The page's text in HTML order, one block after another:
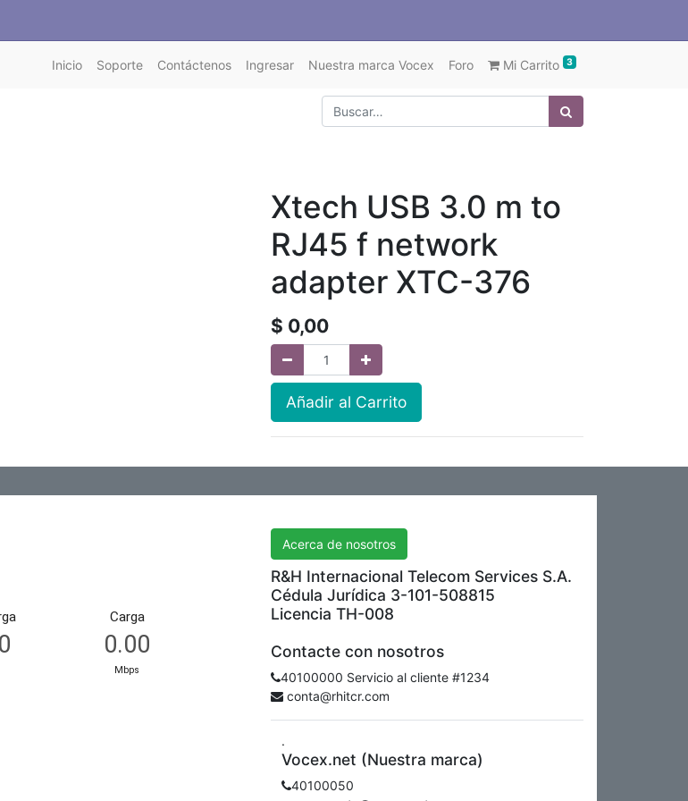
Inicio Soporte Contáctenos Ingresar Nuestra marca Vocex Foro Mi Carrito 3
Xtech USB 3.0 m to
RJ45 f network
adapter XTC-376
$ 0,00
Añadir al Carrito
Acerca de nosotros
R&H Internacional Telecom Services S.A.
Cédula Jurídica 3-101-508815
Licencia TH-008
Contacte con nosotros
40100000 Servicio al cliente #1234
conta@rhitcr.com
.
Vocex.net (Nuestra marca)
40100050